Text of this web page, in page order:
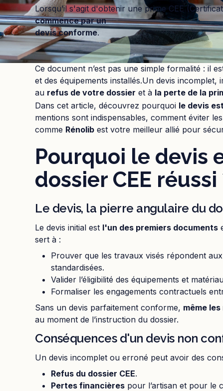
Lorsqu’il s'agit d'obtenir une prime CEE
commence par un
devis conforme.
Ce document n’est pas une simple formalité : il
et des équipements installés.Un devis
au refus de votre dossier et à la perte de la
Dans cet article, découvrez pourquoi le devis
mentions sont indispensables, comment éviter
comme Rénolib est votre meilleur allié pour
Pourquoi le devis
dossier CEE réussi
Le devis, la pierre angulaire du
Le devis initial est l'un des premiers documents
sert à :
Prouver que les travaux visés répondent
standardisées.
Valider l’éligibilité des équipements et
Formaliser les engagements contractuels
Sans un devis parfaitement conforme, même
au moment de l’instruction du dossier.
Conséquences d'un devis non
Un devis incomplet ou erroné peut avoir des
Refus du dossier CEE.
Pertes financières pour l’artisan et pour le